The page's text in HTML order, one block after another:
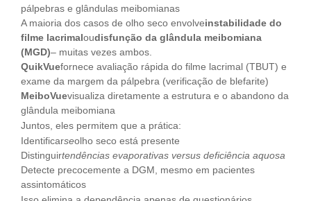
pálpebras e glândulas meibomianas
A maioria dos casos de olho seco envolveinstabilidade do
filme lacrimaloudisfunção da glândula meibomiana
(MGD)– muitas vezes ambos.
QuikVuefornece avaliação rápida do filme lacrimal (TBUT) e
exame da margem da pálpebra (verificação de blefarite)
MeiboVuevisualiza diretamente a estrutura e o abandono da
glândula meibomiana
Juntos, eles permitem que a prática:
Identificarseolho seco está presente
Distinguirtendências evaporativas versus deficiência aquosa
Detecte precocemente a DGM, mesmo em pacientes
assintomáticos